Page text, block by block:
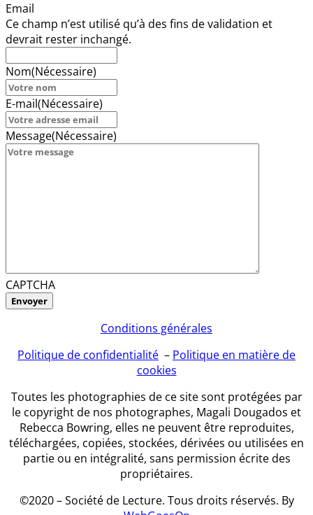
Email
Ce champ n’est utilisé qu’à des fins de validation et
devrait rester inchangé.
Nom(Nécessaire)
E-mail(Nécessaire)
Message(Nécessaire)
CAPTCHA
Conditions générales
Politique de confidentialité – Politique en matière de
cookies
Toutes les photographies de ce site sont protégées par
le copyright de nos photographes, Magali Dougados et
Rebecca Bowring, elles ne peuvent être reproduites,
téléchargées, copiées, stockées, dérivées ou utilisées en
partie ou en intégralité, sans permission écrite des
propriétaires.
©2020 – Société de Lecture. Tous droits réservés. By